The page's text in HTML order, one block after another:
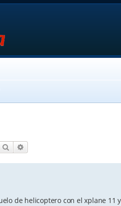
Search
de helicoptero con el xplane